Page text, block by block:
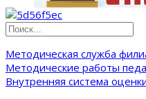
Методическая служба
Методические работы
Внутренняя система